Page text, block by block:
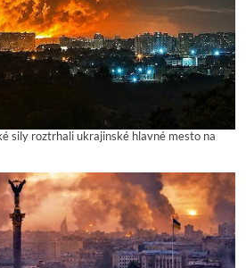
sily roztrhali ukrajinské hlavné mesto na